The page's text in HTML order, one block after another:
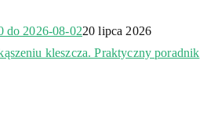
do 2026-08-0220 lipca 2026
kleszcza. Praktyczny poradnik